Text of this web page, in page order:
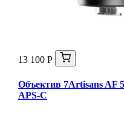
13 100 Р
Объектив 7Artisans AF
APS-C